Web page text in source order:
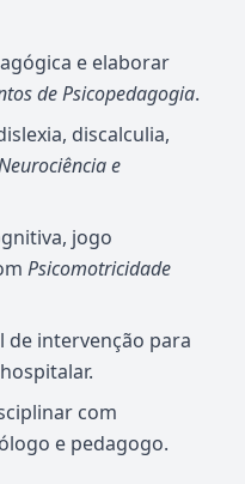
e elaborar
de Psicopedagogia.
discalculia,
e
jogo
Psicomotricidade
intervenção para
com
e pedagogo.